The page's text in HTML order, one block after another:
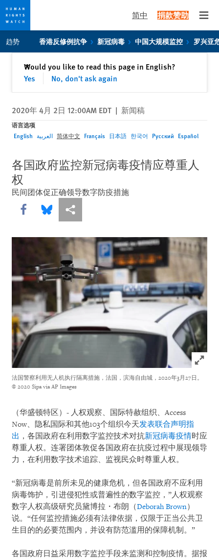
Skip
to
privacy
Skip
to
content
简中 捐款赞助
趋势 香港反修例抗争 新冠病毒 中国大规模监控 罗兴亚
Would you like to read this page in English?
Yes
No, don't ask again
✕关闭
2020年 4月 2日 12:00AM EDT | 新闻稿
语言选项
English العربية 简体中文 Français 日本語 한국어 Русский Español
各国政府监控新冠病毒疫情应尊重人
权
民间团体促正确领导数字防疫措施
Share this via Facebook
Share this via Bluesky
More sharing options
Click to
法国警察利用无人机执行隔离措施，法国，滨海自由城，2020年3月27日。
© 2020 Sipa via AP Images
（华盛顿特区）- 人权观察、国际特赦组织、Access
Now、隐私国际和其他103个组织今天发表联合声明指
出 ，各国政府在利用数字监控技术对抗新冠病毒疫情时应
尊重人权。连署团体敦促各国政府在抗疫过程中展现领导
力，在利用数字技术追踪、监视民众时尊重人权。
“新冠病毒是前所未见的健康危机，但各国政府不应利用
病毒饰护，引进侵犯性或普遍性的数字监控，”人权观察
数字人权高级研究员黛博拉・布朗（Deborah Brown）
说。“任何监控措施必须有法律依据，仅限于正当公共卫
生目的的必要范围内，并设有防范滥用的保障机制。”
各国政府日益采用数字监控手段来监测和控制疫情。据报